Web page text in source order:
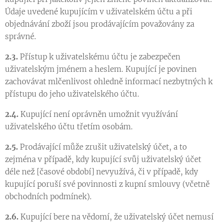
Údaje uvedené kupujícím v uživatelském účtu a při
objednávání zboží jsou prodávajícím považovány za
správné.
2.3. Přístup k uživatelskému účtu je zabezpečen
uživatelským jménem a heslem. Kupující je povinen
zachovávat mlčenlivost ohledně informací nezbytných k
přístupu do jeho uživatelského účtu.
2.4. Kupující není oprávněn umožnit využívání
uživatelského účtu třetím osobám.
2.5. Prodávající může zrušit uživatelský účet, a to
zejména v případě, kdy kupující svůj uživatelský účet
déle než [časové období] nevyužívá, či v případě, kdy
kupující poruší své povinnosti z kupní smlouvy (včetně
obchodních podmínek).
2.6. Kupující bere na vědomí, že uživatelský účet nemusí